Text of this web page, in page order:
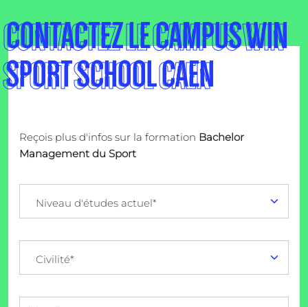
CONTACTEZ LE CAMPUS WIN
SPORT SCHOOL CAEN
Reçois plus d'infos sur la formation Bachelor
Management du Sport
Niveau d'études actuel*
Civilité*